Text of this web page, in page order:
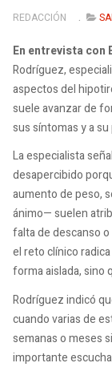
REDACCIÓN
En entrevista con
Rodríguez,
aspectos del
suele avanzar de
sus síntomas y a
La especialista
desapercibido
aumento de peso,
ánimo— suelen
falta de descanso
el reto clínico
forma aislada, sino
Rodríguez indicó
cuando varias de
semanas o meses
importante